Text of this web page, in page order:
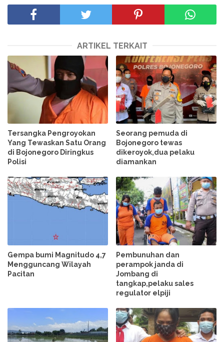
ARTIKEL TERKAIT
Tersangka Pengroyokan
Yang Tewaskan Satu Orang
di Bojonegoro Diringkus
Polisi
Seorang pemuda di
Bojonegoro tewas
dikeroyok,dua pelaku
diamankan
Gempa bumi Magnitudo 4,7
Mengguncang Wilayah
Pacitan
Pembunuhan dan
perampok janda di
Jombang di
tangkap,pelaku sales
regulator elpiji